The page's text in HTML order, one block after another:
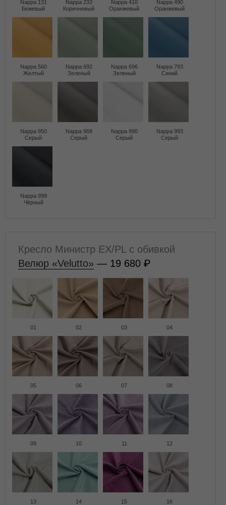
Nappa 131
Бежевый
Nappa 233
Коричневый
Nappa 410
Оранжевый
Nappa 490
Оранжевый
Nappa 560
Желтый
Nappa 692
Зеленый
Nappa 696
Зеленый
Nappa 793
Синий
Nappa 950
Серый
Nappa 968
Серый
Nappa 990
Серый
Nappa 993
Серый
Nappa 999
Чёрный
Кресло Министр EX/PL с обивкой
Велюр «Velutto» — 19 680
01 02 03 04
05 06 07 08
09 10 11 12
13 14 15 16